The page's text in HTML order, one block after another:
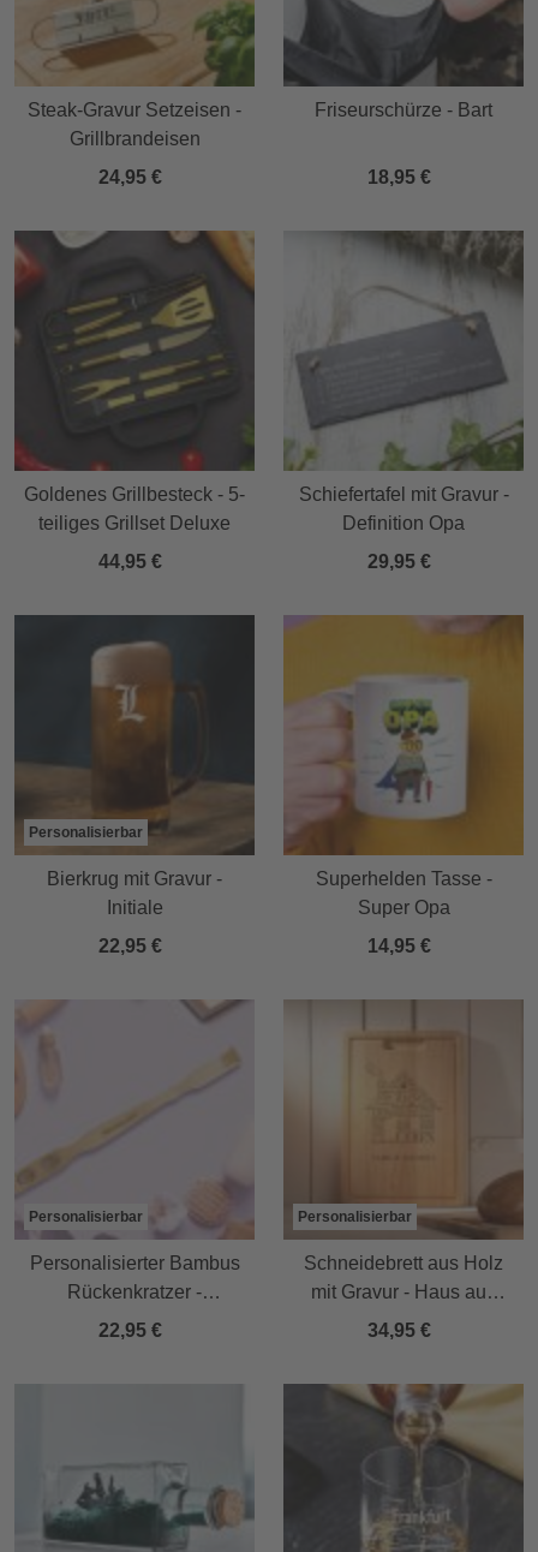
Steak-Gravur Setzeisen -
Grillbrandeisen
24,95 €
Friseurschürze - Bart
18,95 €
Goldenes Grillbesteck - 5-
teiliges Grillset Deluxe
44,95 €
Schiefertafel mit Gravur -
Definition Opa
29,95 €
Personalisierbar
Bierkrug mit Gravur -
Initiale
22,95 €
Superhelden Tasse -
Super Opa
14,95 €
Personalisierbar
Personalisierter Bambus
Rückenkratzer -
Kratzhand mit
22,95 €
Personalisierbar
Schneidebrett aus Holz
mit Gravur - Haus aus
Worten
34,95 €